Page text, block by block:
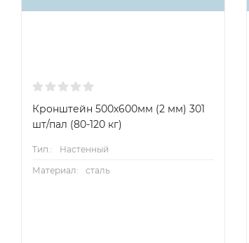
Кронштейн 500х600мм (2 мм) 301
шт/пал (80-120 кг)
Тип.:
Настенный
Материал:
сталь